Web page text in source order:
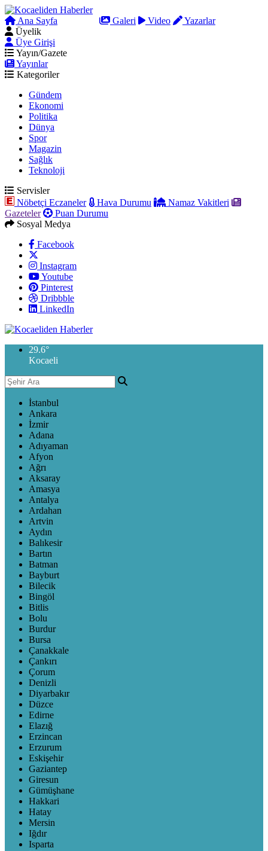
Ana Sayfa Galeri Video
Yazarlar
Üyelik
Üye Girişi
Yayın/Gazete
Yayınlar
Kategoriler
Gündem
Ekonomi
Politika
Dünya
Spor
Magazin
Sağlık
Teknoloji
Servisler
Nöbetçi Eczaneler
Hava Durumu
Namaz Vakitleri
Gazeteler
Puan Durumu
Sosyal Medya
Facebook
Instagram
Youtube
Pinterest
Dribbble
LinkedIn
29.6°
Kocaeli
İstanbul
Ankara
İzmir
Adana
Adıyaman
Afyon
Ağrı
Aksaray
Amasya
Antalya
Ardahan
Artvin
Aydın
Balıkesir
Bartın
Batman
Bayburt
Bilecik
Bingöl
Bitlis
Bolu
Burdur
Bursa
Çanakkale
Çankırı
Çorum
Denizli
Diyarbakır
Düzce
Edirne
Elazığ
Erzincan
Erzurum
Eskişehir
Gaziantep
Giresun
Gümüşhane
Hakkari
Hatay
Mersin
Iğdır
Isparta